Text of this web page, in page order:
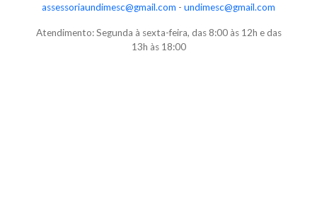
assessoriaundimesc@gmail.com - undimesc@gmail.com
Atendimento: Segunda à sexta-feira, das 8:00 às 12h e das
13h às 18:00